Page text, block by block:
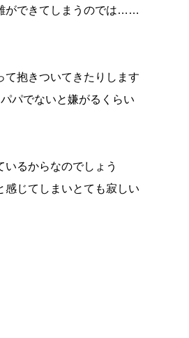
ができてしまうのでは……
て抱きついてきたりします
パでないと嫌がるくらい
るからなのでしょう
じてしまいとても寂しい